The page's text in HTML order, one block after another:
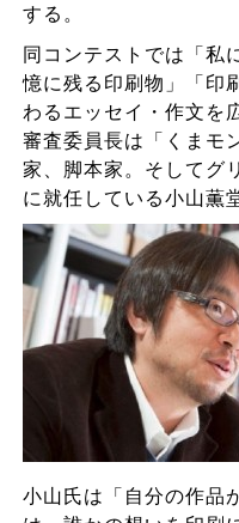
する。
同コンテストでは「私
憶に残る印刷物」「印
わるエッセイ・作文を
審査委員長は「くまモ
家、脚本家。そしてグ
に就任している小山薫
小山氏は「自分の作品